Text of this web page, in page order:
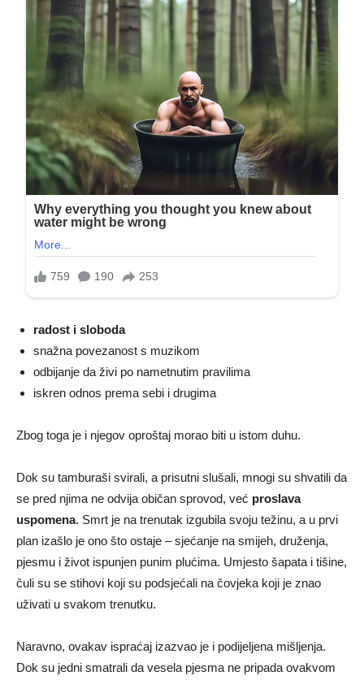
radost i sloboda
snažna povezanost s muzikom
odbijanje da živi po nametnutim pravilima
iskren odnos prema sebi i drugima
Zbog toga je i njegov oproštaj morao biti u istom duhu.
Dok su tamburaši svirali, a prisutni slušali, mnogi su shvatili da
se pred njima ne odvija običan sprovod, već proslava
uspomena. Smrt je na trenutak izgubila svoju težinu, a u prvi
plan izašlo je ono što ostaje – sjećanje na smijeh, druženja,
pjesmu i život ispunjen punim plućima. Umjesto šapata i tišine,
čuli su se stihovi koji su podsjećali na čovjeka koji je znao
uživati u svakom trenutku.
Naravno, ovakav ispraćaj izazvao je i podijeljena mišljenja.
Dok su jedni smatrali da vesela pjesma ne pripada ovakvom